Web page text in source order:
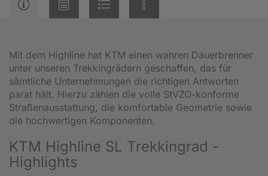
Mit dem Highline hat KTM einen wahren Dauerbrenner
unter unseren Trekkingrädern geschaffen, das für
sämtliche Unternehmungen die richtigen Antworten
parat hält. Hierzu zählen die volle StVZO-konforme
Straßenausstattung, die komfortable Geometrie sowie
die hochwertigen Komponenten.
KTM Highline SL Trekkingrad -
Highlights